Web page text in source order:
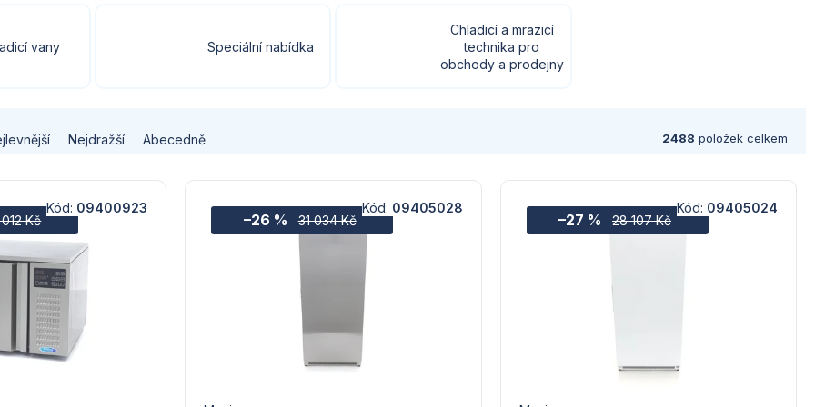
vany Speciální nabídka
Chladicí a mrazicí
technika pro
obchody a prodejny
Nejdražší Abecedně 2488 položek celkem
Kč
Kód: 09400923
31 034 Kč
–26 %
Kód: 09405028
28 107 Kč
–27 %
Kód: 09405024